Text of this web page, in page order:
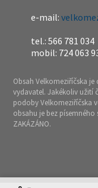
e-mail:
tel.: 566 781 034
mobil: 724 063
Obsah Velkomeziříčska
vydavatel. Jakékoliv užití
podoby Velkomeziříčska
obsahu je bez písemného
ZAKÁZÁNO.